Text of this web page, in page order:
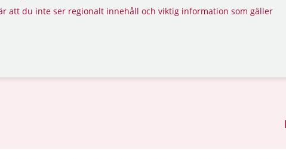
att du inte ser regionalt innehåll och viktig information som gäller